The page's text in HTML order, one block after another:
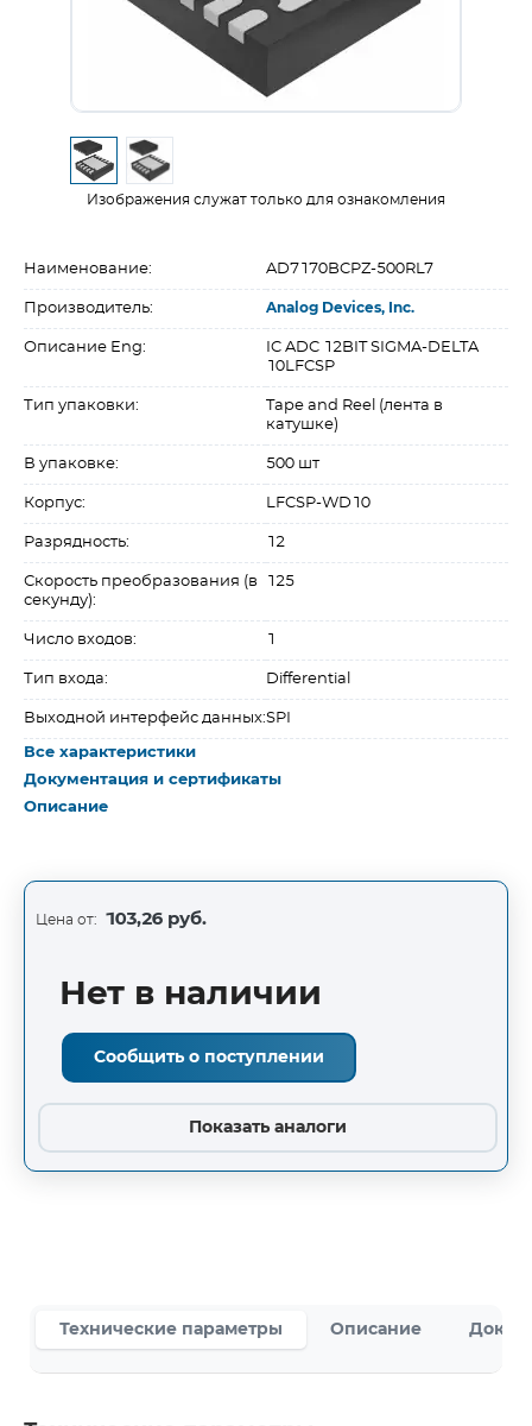
Изображения служат только для ознакомления
Наименование: AD7170BCPZ-500RL7
Производитель: Analog Devices, Inc.
Описание Eng:
IC ADC 12BIT SIGMA-DELTA
10LFCSP
Тип упаковки:
Tape and Reel (лента в
катушке)
В упаковке: 500 шт
Корпус: LFCSP-WD10
Разрядность: 12
Скорость преобразования (в
секунду):
125
Число входов: 1
Тип входа: Differential
Выходной интерфейс данных:SPI
Все характеристики
Документация и сертификаты
Описание
Цена от: 103,26 руб.
Нет в наличии
Сообщить о поступлении
Показать аналоги
Технические параметры Описание